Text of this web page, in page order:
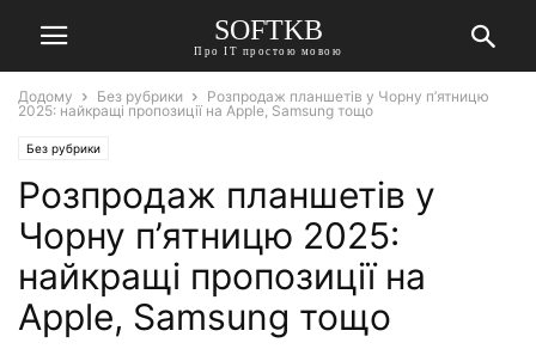
SOFTKB
Про ІТ простою мовою
Додому Без рубрики
Розпродаж планшетів у Чорну п’ятницю
2025: найкращі пропозиції на Apple, Samsung тощо
Без рубрики
Розпродаж планшетів у
Чорну п’ятницю 2025:
найкращі пропозиції на
Apple, Samsung тощо